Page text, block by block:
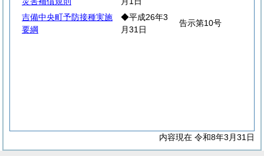
吉備中央町予防接種実施
要綱
◆平成26年3
月31日
告示第10号
内容現在 令和8年3月31日